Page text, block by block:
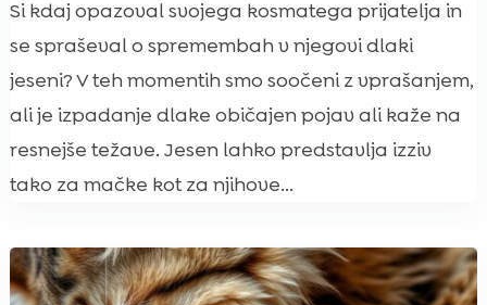
Si kdaj opazoval svojega kosmatega prijatelja in
se spraševal o spremembah v njegovi dlaki
jeseni? V teh momentih smo soočeni z vprašanjem,
ali je izpadanje dlake običajen pojav ali kaže na
resnejše težave. Jesen lahko predstavlja izziv
tako za mačke kot za njihove...